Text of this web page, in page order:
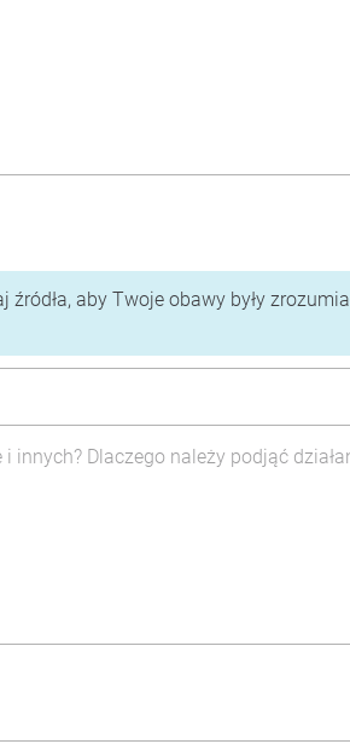
aby Twoje obawy były